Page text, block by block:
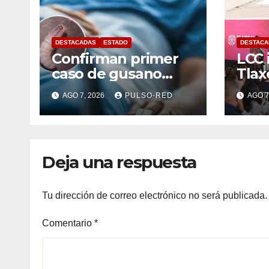
DESTACADAS ESTADO
Confirman primer
caso de gusano
barrenador en
humano en
Tlaxcala
AGO 7, 2026 PULSO-RED
país
AGO
Deja una respuesta
Tu dirección de correo electrónico no será publicada.
Comentario *